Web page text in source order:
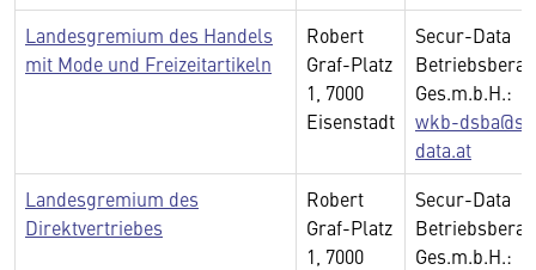
Landesgremium des Handels
mit Mode und Freizeitartikeln
Robert
Graf-Platz
1, 7000
Eisenstadt
Secur-Data
Ges.m.b.H.:
wkb-
data.at
Landesgremium des
Direktvertriebes
Robert
Graf-Platz
1, 7000
Secur-Data
Ges.m.b.H.: